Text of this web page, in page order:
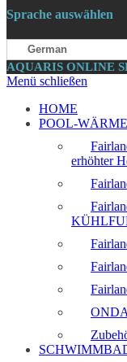
Sprache auswählen
German
AQUARIS ONLINE
Menü schließen
HOME
POOL-
erhöhter